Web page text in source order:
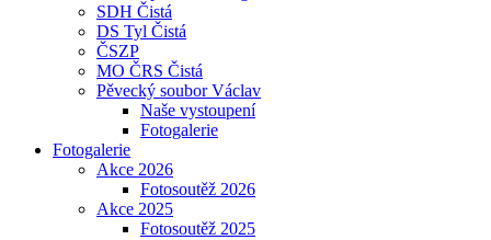
SDH Čistá
DS Tyl Čistá
ČSZP
MO ČRS Čistá
Pěvecký soubor Václav
Naše vystoupení
Fotogalerie
Fotogalerie
Akce 2026
Fotosoutěž 2026
Akce 2025
Fotosoutěž 2025